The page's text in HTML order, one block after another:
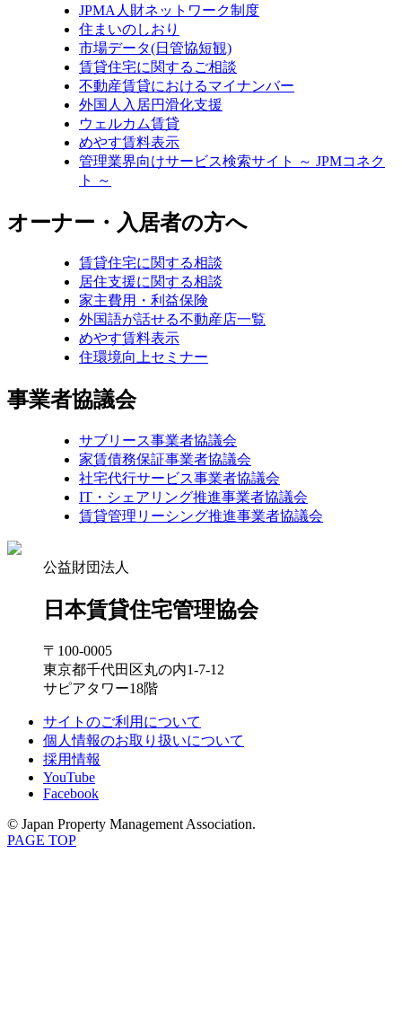
JPMA人財ネットワーク制度
住まいのしおり
市場データ(日管協短観)
賃貸住宅に関するご相談
不動産賃貸におけるマイナンバー
外国人入居円滑化支援
ウェルカム賃貸
めやす賃料表示
管理業界向けサービス検索サイト ～ JPMコネク
ト ～
オーナー・入居者の方へ
賃貸住宅に関する相談
居住支援に関する相談
家主費用・利益保険
外国語が話せる不動産店一覧
めやす賃料表示
住環境向上セミナー
事業者協議会
サブリース事業者協議会
家賃債務保証事業者協議会
社宅代行サービス事業者協議会
IT・シェアリング推進事業者協議会
賃貸管理リーシング推進事業者協議会
公益財団法人
日本賃貸住宅管理協会
〒100-0005
東京都千代田区丸の内1-7-12
サピアタワー18階
サイトのご利用について
個人情報のお取り扱いについて
採用情報
YouTube
Facebook
© Japan Property Management Association.
PAGE TOP